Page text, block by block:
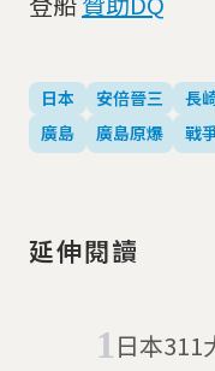
日本 安倍晉三 長
廣島
廣島原爆 戰
延伸閱讀
日本311